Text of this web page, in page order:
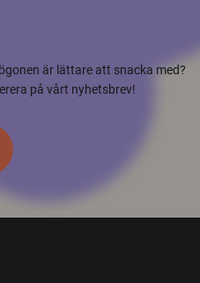
är lättare att snacka med?
på vårt nyhetsbrev!